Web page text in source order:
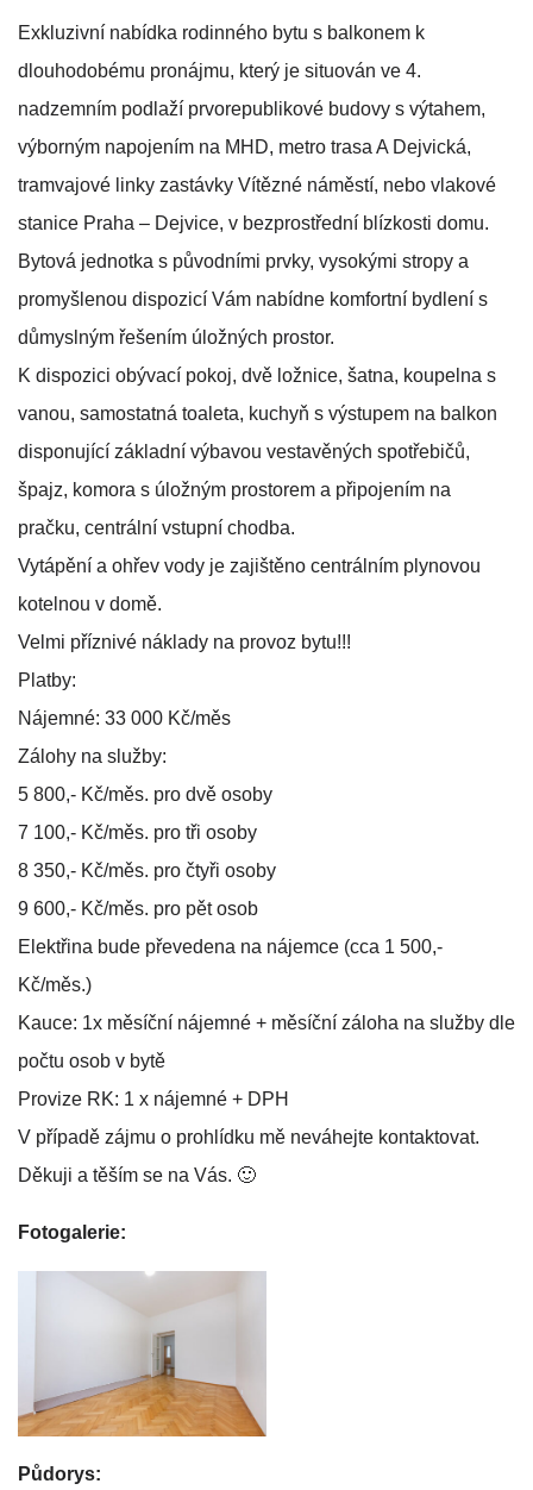
Exkluzivní nabídka rodinného bytu s balkonem k
dlouhodobému pronájmu, který je situován ve 4.
nadzemním podlaží prvorepublikové budovy s výtahem,
výborným napojením na MHD, metro trasa A Dejvická,
tramvajové linky zastávky Vítězné náměstí, nebo vlakové
stanice Praha – Dejvice, v bezprostřední blízkosti domu.
Bytová jednotka s původními prvky, vysokými stropy a
promyšlenou dispozicí Vám nabídne komfortní bydlení s
důmyslným řešením úložných prostor.
K dispozici obývací pokoj, dvě ložnice, šatna, koupelna s
vanou, samostatná toaleta, kuchyň s výstupem na balkon
disponující základní výbavou vestavěných spotřebičů,
špajz, komora s úložným prostorem a připojením na
pračku, centrální vstupní chodba.
Vytápění a ohřev vody je zajištěno centrálním plynovou
kotelnou v domě.
Velmi příznivé náklady na provoz bytu!!!
Platby:
Nájemné: 33 000 Kč/měs
Zálohy na služby:
5 800,- Kč/měs. pro dvě osoby
7 100,- Kč/měs. pro tři osoby
8 350,- Kč/měs. pro čtyři osoby
9 600,- Kč/měs. pro pět osob
Elektřina bude převedena na nájemce (cca 1 500,-
Kč/měs.)
Kauce: 1x měsíční nájemné + měsíční záloha na služby dle
počtu osob v bytě
Provize RK: 1 x nájemné + DPH
V případě zájmu o prohlídku mě neváhejte kontaktovat.
Děkuji a těším se na Vás. 🙂
Fotogalerie:
Půdorys: